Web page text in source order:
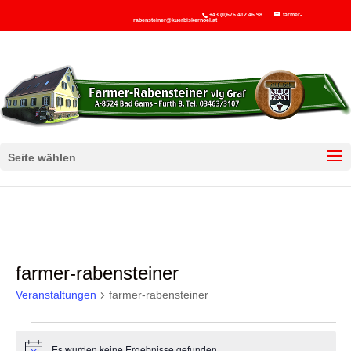
+43 (0)676 412 46 98
farmer-
rabensteiner@kuerbiskernoel.at
Seite wählen
farmer-rabensteiner
Veranstaltungen farmer-rabensteiner
Veranstaltungen